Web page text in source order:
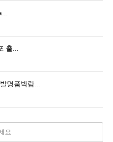
출...
명품박람...